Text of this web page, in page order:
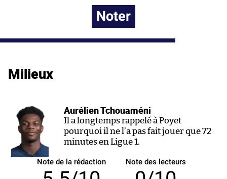
Noter
Milieux
Aurélien Tchouaméni
Il a longtemps rappelé à Poyet
pourquoi il ne l’a pas fait jouer que 72
minutes en Ligue 1.
Note de la rédaction Note des lecteurs